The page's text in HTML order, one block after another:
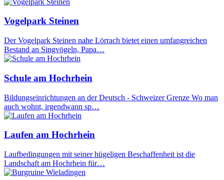
Vogelpark Steinen
Der Vogelpark Steinen nahe Lörrach bietet einen umfangreichen
Bestand an Singvögeln, Papa…
Schule am Hochrhein
Bildungseinrichtungen an der Deutsch - Schweizer Grenze Wo man
auch wohnt, irgendwann sp…
Laufen am Hochrhein
Laufbedingungen mit seiner hügeligen Beschaffenheit ist die
Landschaft am Hochrhein für…